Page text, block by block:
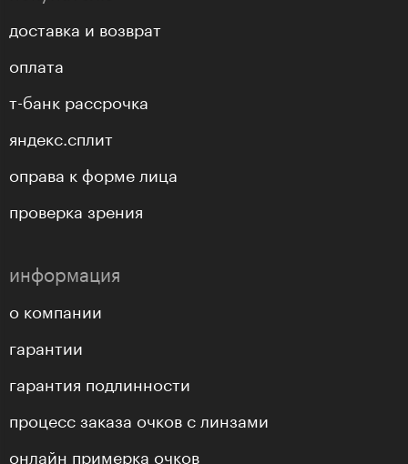
доставка и возврат
оплата
т-банк рассрочка
яндекс.сплит
оправа к форме лица
проверка зрения
информация
о компании
гарантии
гарантия подлинности
процесс заказа очков с линзами
онлайн примерка очков